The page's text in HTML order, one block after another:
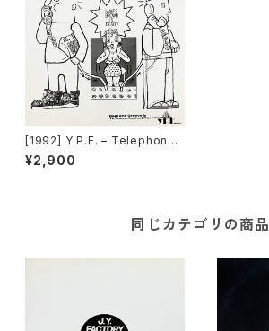
[1992] Y.P.F. – Telephone
Operator [Avex Trax][在庫
B]
¥2,900
同じカテゴリの商品